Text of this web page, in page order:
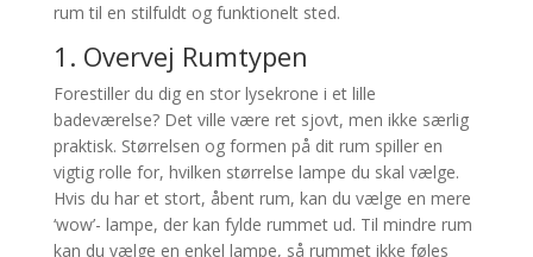
rum til en stilfuldt og funktionelt sted.
1. Overvej Rumtypen
Forestiller du dig en stor lysekrone i et lille
badeværelse? Det ville være ret sjovt, men ikke særlig
praktisk. Størrelsen og formen på dit rum spiller en
vigtig rolle for, hvilken størrelse lampe du skal vælge.
Hvis du har et stort, åbent rum, kan du vælge en mere
‘wow’- lampe, der kan fylde rummet ud. Til mindre rum
kan du vælge en enkel lampe, så rummet ikke føles